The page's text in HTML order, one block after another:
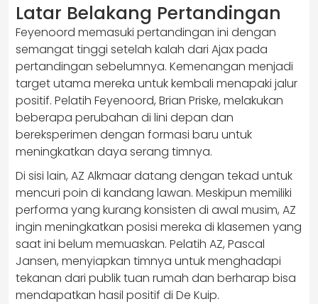
Latar Belakang Pertandingan
Feyenoord memasuki pertandingan ini dengan
semangat tinggi setelah kalah dari Ajax pada
pertandingan sebelumnya. Kemenangan menjadi
target utama mereka untuk kembali menapaki jalur
positif. Pelatih Feyenoord, Brian Priske, melakukan
beberapa perubahan di lini depan dan
bereksperimen dengan formasi baru untuk
meningkatkan daya serang timnya.
Di sisi lain, AZ Alkmaar datang dengan tekad untuk
mencuri poin di kandang lawan. Meskipun memiliki
performa yang kurang konsisten di awal musim, AZ
ingin meningkatkan posisi mereka di klasemen yang
saat ini belum memuaskan. Pelatih AZ, Pascal
Jansen, menyiapkan timnya untuk menghadapi
tekanan dari publik tuan rumah dan berharap bisa
mendapatkan hasil positif di De Kuip.